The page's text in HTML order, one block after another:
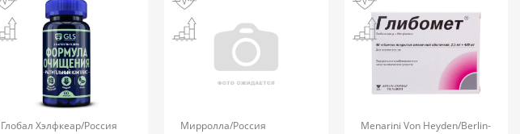
Глобал Хэлфкеар/Россия Мирролла/Россия
Menarini Von Heyden/Berlin-